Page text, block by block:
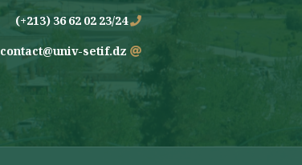
23/24 02 62 36 (213+)
contact@univ-setif.dz